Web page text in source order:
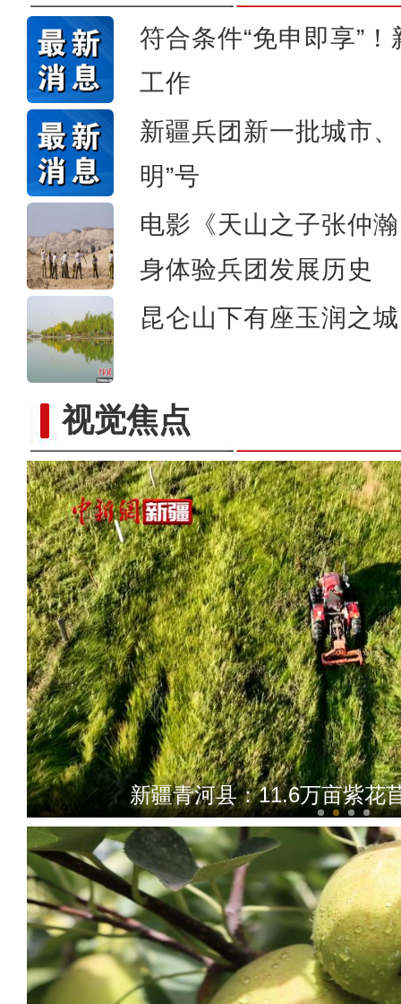
符合条件“免申即享”
工作
新疆兵团新一批城市
明”号
电影《天山之子张仲
身体验兵团发展历史
昆仑山下有座玉润之城
视觉焦点
张清闯：我相信这部影片
新疆青河：蒙新河狸深夜“
新疆青河县：11.6万亩紫花